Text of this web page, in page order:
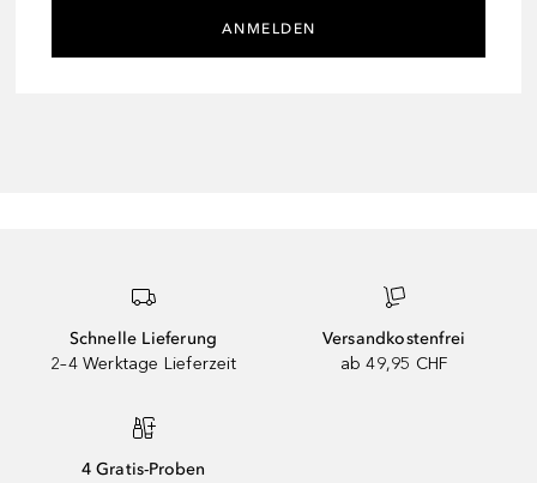
ANMELDEN
Schnelle Lieferung
2–4 Werktage Lieferzeit
Versandkostenfrei
ab 49,95 CHF
4 Gratis-Proben